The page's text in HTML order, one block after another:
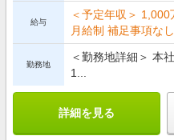
給与
＜予定年収＞
月給制 補足事項なし
勤務地
＜勤務地詳細＞ 本
1...
詳細を見る